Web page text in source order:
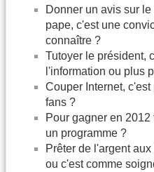
Donner un avis sur
pape, c'est une
connaître ?
Tutoyer le président,
l'information ou plus
Couper Internet,
fans ?
Pour gagner en
un programme ?
Prêter de l'argent
ou c'est comme